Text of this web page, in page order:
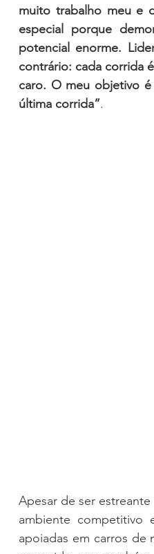
muito trabalho meu e
especial porque
potencial enorme.
contrário: cada corrida
caro. O meu objetivo
última corrida”.
Apesar de ser
ambiente competitivo
apoiadas em carros de